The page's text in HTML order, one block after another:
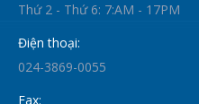
Thứ 2 - Thứ 6: 7:AM - 17PM
Điện thoại:
024-3869-0055
Fax: